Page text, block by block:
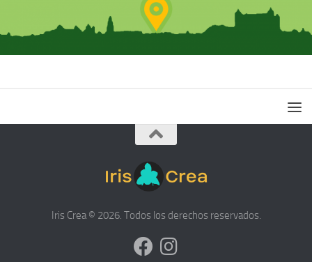
Iris Crea © 2026. Todos los derechos reservados.